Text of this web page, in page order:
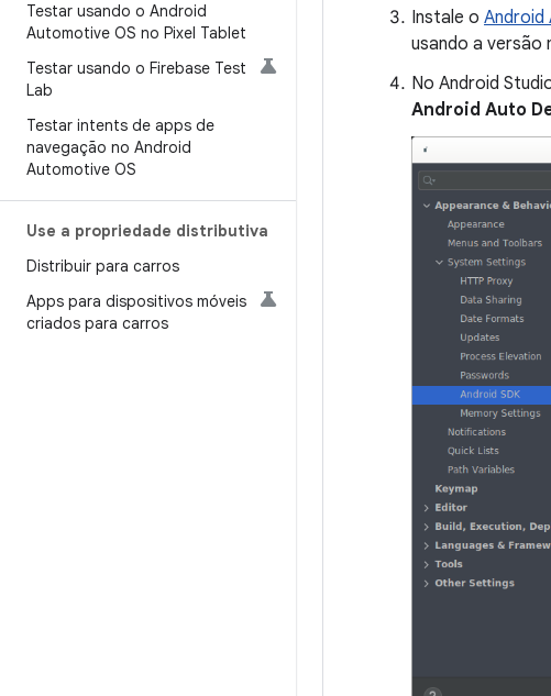
Testar usando o Android
Automotive OS no Pixel Tablet
Testar usando o Firebase Test
Lab
Testar intents de apps de
navegação no Android
Automotive OS
Use a propriedade distributiva
Distribuir para carros
Apps para dispositivos móveis
criados para carros
Instale o Android
usando a versão
No Android
Android Auto